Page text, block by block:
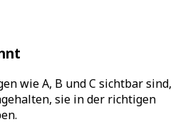
wie A, B und C sichtbar sind,
sie in der richtigen